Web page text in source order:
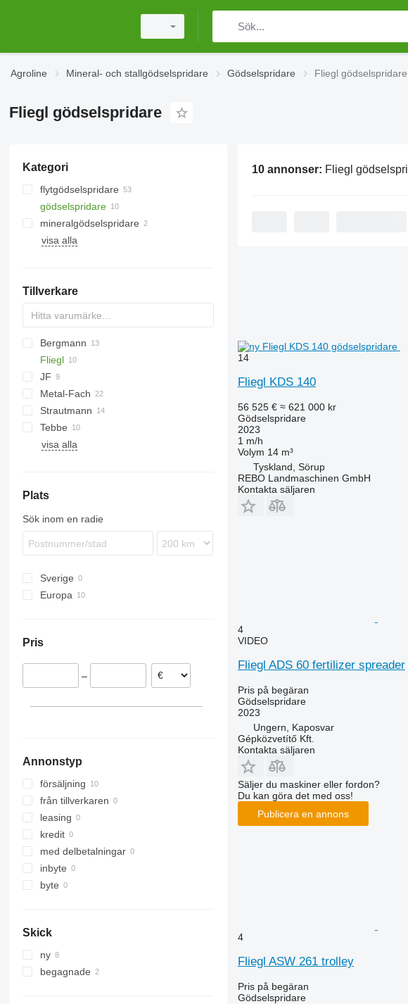
Agroline Mineral- och stallgödselspridare Gödselspridare Fliegl gödselspridare
Fliegl gödselspridare
Kategori
flytgödselspridare
gödselspridare
mineralgödselspridare
monterade gödselspridare
visa alla
Tillverkare
HTS
Bergmann
TSW
E
EV
FORTIS
Fliegl
ASW
ASW 261
T series
Terra
JF
Komfort
UN
Metal-Fach
OL
N262
Flex
PG
SP
Strautmann
Magnon
Tebbe
DS
TYTAN
MKE
visa alla
Plats
Sök inom en radie
Sverige
Europa
Nederländerna
Pris
–
Annonstyp
försäljning
från tillverkaren
leasing
kredit
med delbetalningar
inbyte
byte
Skick
ny
begagnade
10 annonser: Fliegl gödselspridare
14
Fliegl KDS 140
56 525 € ≈ 621 000 kr
Gödselspridare
2023
1 m/h
Volym 14 m³
Tyskland, Sörup
REBO Landmaschinen GmbH
Kontakta säljaren
4
VIDEO
Fliegl ADS 60 fertilizer spreader
Pris på begäran
Gödselspridare
2023
Ungern, Kaposvar
Gépközvetítő Kft.
Kontakta säljaren
Säljer du maskiner eller fordon?
Du kan göra det med oss!
Publicera en annons
4
Fliegl ASW 261 trolley
Pris på begäran
Gödselspridare